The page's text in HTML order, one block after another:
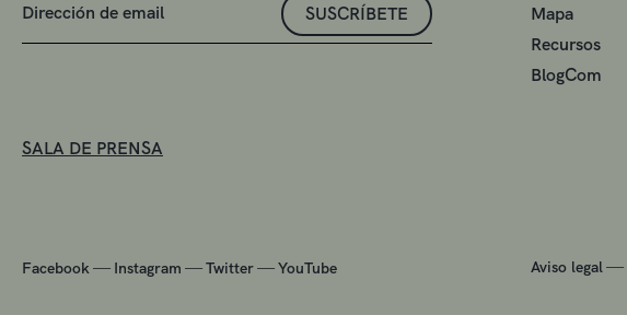
SUSCRÍBETE
SALA DE PRENSA
Facebook — Instagram —Twitter—YouTube
Mapa
Recursos
BlogCom
Aviso legal —